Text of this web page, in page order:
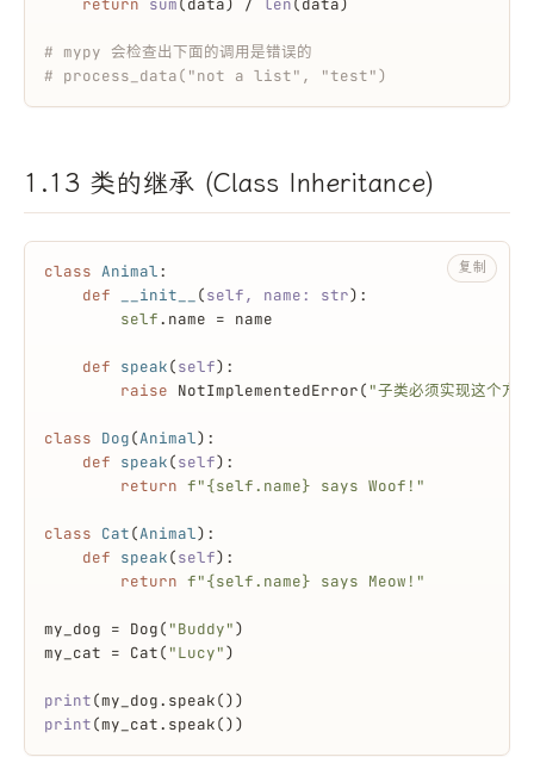
return sum(data) / len(data)
# mypy 会检查出下面的调用是错误的
# process_data("not a list", "test")
1.13 类的继承 (Class Inheritance)
class Animal:
def
__init__ (self, name: str):
self.name = name
def speak(self):
raise NotImplementedError("子类必须实现这个方
class Dog(Animal):
def speak(self):
return f"{self.name} says Woof!"
class Cat(Animal):
def speak(self):
return f"{self.name} says Meow!"
my_dog = Dog("Buddy")
my_cat = Cat("Lucy")
print(my_dog.speak())
print(my_cat.speak())
复制